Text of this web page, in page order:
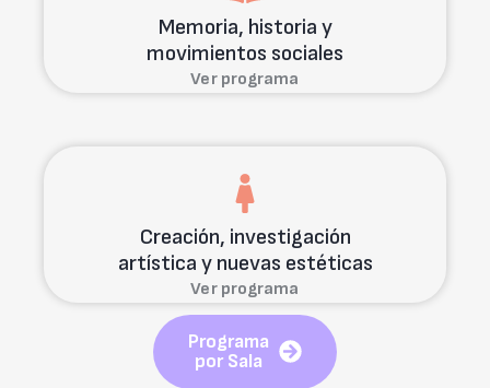
Memoria, historia y
movimientos sociales
Ver programa
Creación, investigación
artística y nuevas estéticas
Ver programa
Programa
por Sala